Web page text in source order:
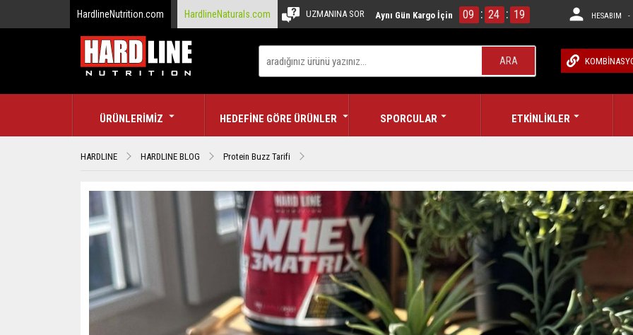
HardlineNutrition.com HardlineNaturals.com Aynı Gün Kargo İçin 09 : 24 : 18
UZMANINA SOR HESABIM
ARA
ÜRÜNLERİMİZ HEDEFİNE GÖRE ÜRÜNLER SPORCULAR ETKİNLİKLER
HARDLINE HARDLINE BLOG Protein Buzz Tarifi